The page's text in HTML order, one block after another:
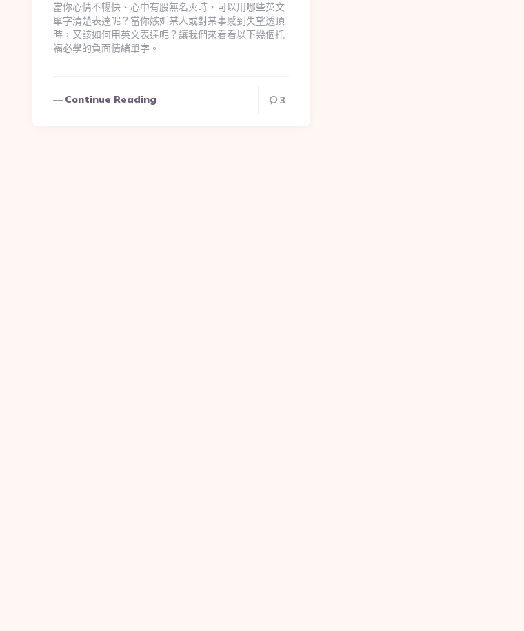
當你心情不暢快、心中有股無名火時，可以用哪些英文
單字清楚表達呢？當你嫉妒某人或對某事感到失望透頂
時，又該如何用英文表達呢？讓我們來看看以下幾個托
福必學的負面情緒單字。
Continue Reading 3